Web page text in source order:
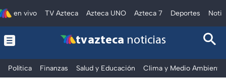
en vivo TV Azteca Azteca UNO Azteca 7 Deportes
tv azteca noticias
Política Finanzas Salud y Educación Clima y Medio Ambiente